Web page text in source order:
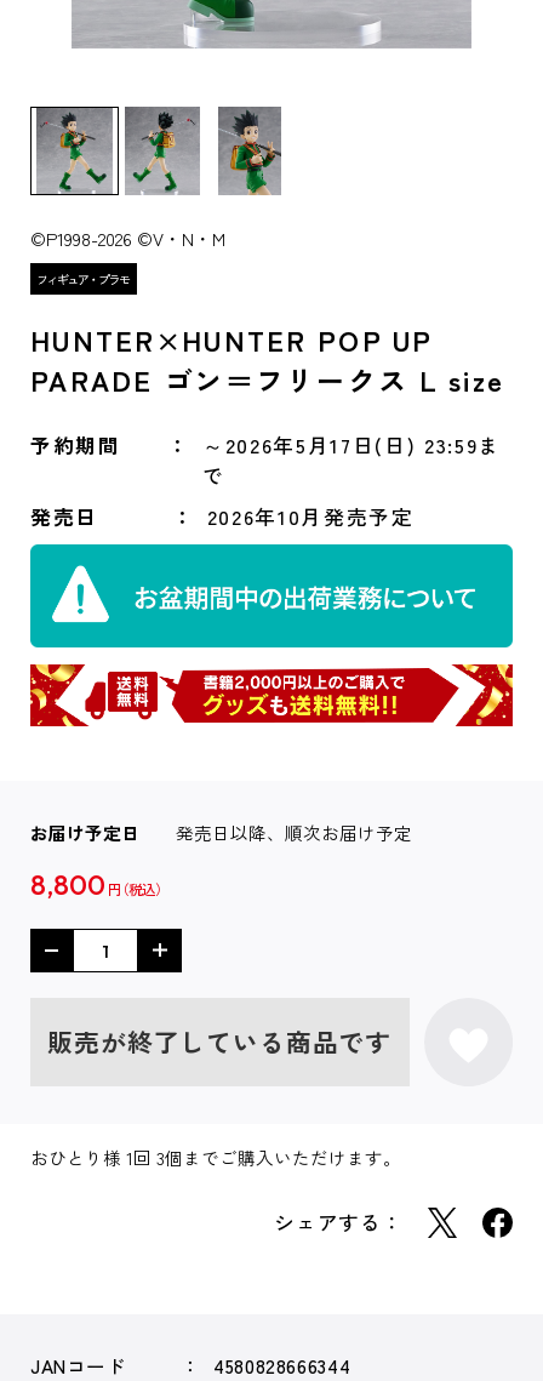
©P1998-2026 ©V・N・M
HUNTER×HUNTER POP UP
PARADE ゴン＝フリークス L size
予約期間
～2026年5月17日(日) 23:59ま
で
発売日
2026年10月発売予定
お届け予定日 発売日以降、順次お届け予定
8,800 円
販売が終了している商品です
おひとり様 1回 3個までご購入いただけます。
シェアする：
JANコード 4580828666344